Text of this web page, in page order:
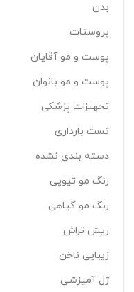
بدن
پروستات
پوست و مو آقایان
پوست و مو بانوان
تجهیزات پزشکی
تست بارداری
دسته بندی نشده
رنگ مو تیوپی
رنگ مو گیاهی
ریش تراش
زیبایی ناخن
ژل آمیزشی